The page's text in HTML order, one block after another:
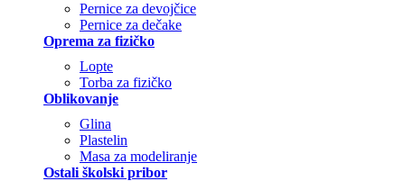
Pernice za devojčice
Pernice za dečake
Oprema za fizičko
Lopte
Torba za fizičko
Oblikovanje
Glina
Plastelin
Masa za modeliranje
Ostali školski pribor